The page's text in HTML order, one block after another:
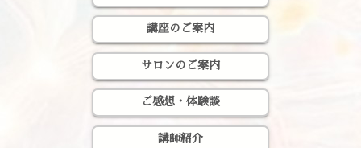
講座のご案内
サロンのご案内
ご感想・体験談
講師紹介